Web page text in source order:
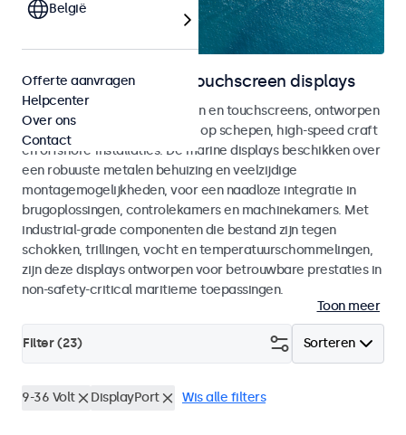
Marine monitoren en touchscreen displays
DNV Type Approved monitoren en touchscreens, ontworpen
voor maritieme toepassingen op schepen, high-speed craft
en offshore-installaties. De marine displays beschikken over
een robuuste metalen behuizing en veelzijdige
montagemogelijkheden, voor een naadloze integratie in
brugoplossingen, controlekamers en machinekamers. Met
industrial-grade componenten die bestand zijn tegen
schokken, trillingen, vocht en temperatuurschommelingen,
zijn deze displays ontworpen voor betrouwbare prestaties in
non-safety-critical maritieme toepassingen.
Toon meer
Sorteren
Filter (23)
9-36 Volt DisplayPort Wis alle filters
België
Offerte aanvragen
Helpcenter
Over ons
Contact